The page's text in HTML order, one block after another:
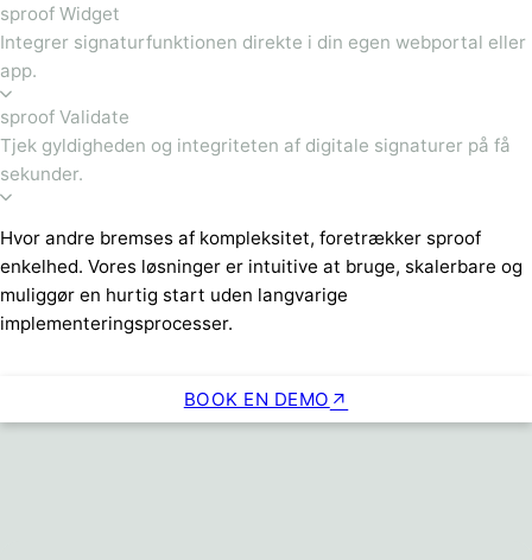
sproof Widget
Integrer signaturfunktionen direkte i din egen webportal eller
app.
sproof Validate
Tjek gyldigheden og integriteten af digitale signaturer på få
sekunder.
Hvor andre bremses af kompleksitet, foretrækker sproof
enkelhed. Vores løsninger er intuitive at bruge, skalerbare og
muliggør en hurtig start uden langvarige
implementeringsprocesser.
BOOK EN DEMO